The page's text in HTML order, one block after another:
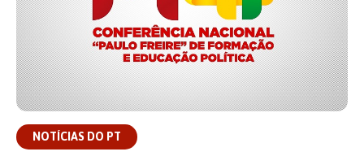
NOTÍCIAS DO PT